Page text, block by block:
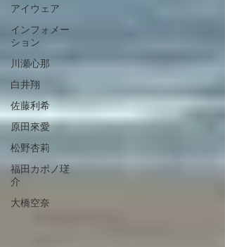
アイウェア
インフォメー
ション
川瀬心那
白井翔
佐藤利希
原田來愛
松野杏莉
福田カポノ瑳
介
大橋空奈